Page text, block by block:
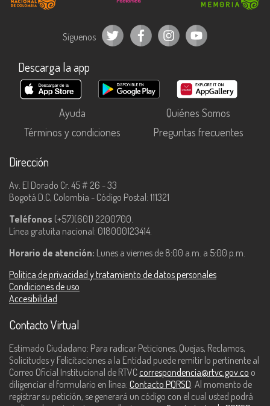
Síguenos
Descarga la app
Ayuda
Quiénes Somos
Términos y condiciones
Preguntas frecuentes
Dirección
Av. El Dorado Cr. 45 # 26 - 33
Bogotá D.C, Colombia - Código Postal: 111321
Teléfonos (+57)(601) 2200700.
Línea gratuita nacional: 018000123414.
Horario de atención: Lunes a viernes de 8:00 a.m. a 5:00 p.m.
Política de privacidad y tratamiento de datos personales
Condiciones de uso
Accesibilidad
Contacto Virtual
Estimado Ciudadano: Para radicar Peticiones, Quejas, Reclamos,
Solicitudes y Felicitaciones a la Entidad puede remitir lo pertinente al
Correo Oficial Institucional de RTVC correspondencia@rtvc.gov.co o
diligenciar el formulario en línea: Contacto PQRSD. Al momento de
registrar su petición, se generará un código con el cual usted podrá